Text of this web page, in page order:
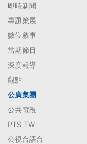
即時新聞
專題策展
數位敘事
當期節目
深度報導
觀點
公廣集團
公共電視
PTS TW
公視台語台